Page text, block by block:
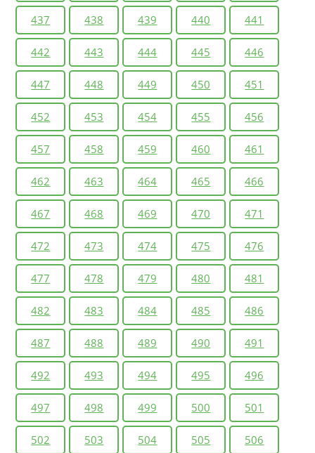
437 438 439 440 441
442 443 444 445 446
447 448 449 450 451
452 453 454 455 456
457 458 459 460 461
462 463 464 465 466
467 468 469 470 471
472 473 474 475 476
477 478 479 480 481
482 483 484 485 486
487 488 489 490 491
492 493 494 495 496
497 498 499 500 501
502 503 504 505 506